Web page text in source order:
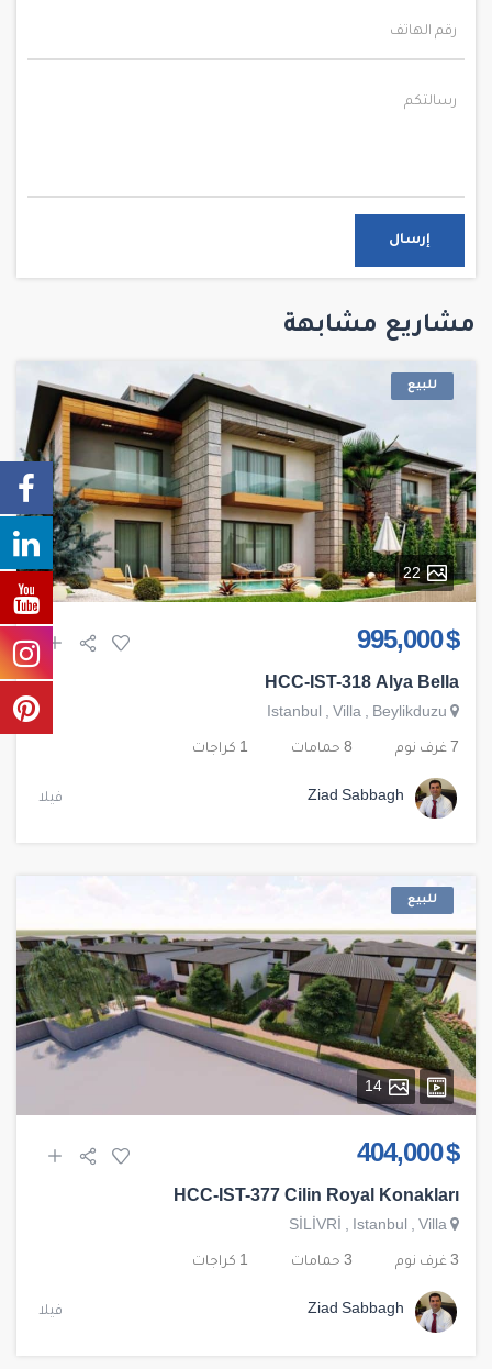
إرسال
مشاريع مشابهة
للبيع
22
$ 995,000
HCC-IST-318 Alya Bella
Istanbul , Villa , Beylikduzu
7 غرف نوم 8 حمامات 1 كراجات
Ziad Sabbagh فيلا
للبيع
14
$ 404,000
HCC-IST-377 Cilin Royal Konakları
SİLİVRİ , Istanbul , Villa
3 غرف نوم 3 حمامات 1 كراجات
Ziad Sabbagh فيلا